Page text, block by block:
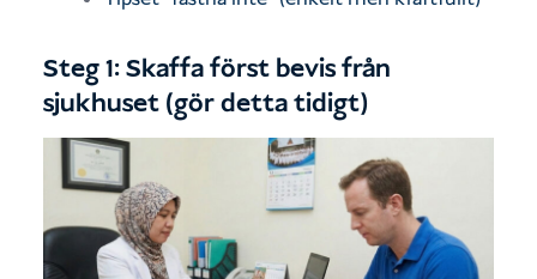
Steg 1: Skaffa först bevis från
sjukhuset (gör detta tidigt)